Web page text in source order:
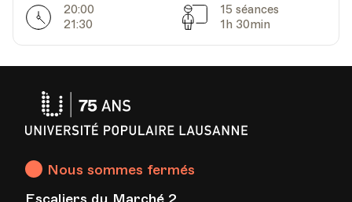
Horarires
20:00
21:30
Séances
15 séances
1h 30min
Nous sommes fermés